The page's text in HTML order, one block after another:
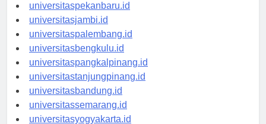
universitaspadang.id
universitaspekanbaru.id
universitasjambi.id
universitaspalembang.id
universitasbengkulu.id
universitaspangkalpinang.id
universitastanjungpinang.id
universitasbandung.id
universitassemarang.id